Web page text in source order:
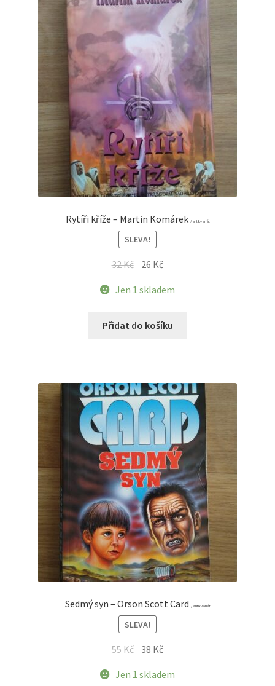
Rytíři kříže – Martin Komárek / antikvariát
SLEVA!
32Kč Původní
byla:
26 KčAktuální
je:
Jen 1 skladem
Přidat do košíku
Sedmý syn – Orson Scott Card / antikvariát
SLEVA!
55Kč Původní
byla:
38 KčAktuální
je:
Jen 1 skladem